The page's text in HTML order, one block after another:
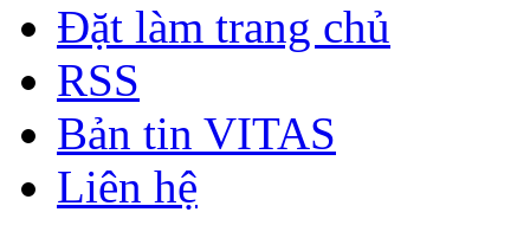
Đặt làm trang chủ
RSS
Bản tin VITAS
Liên hệ